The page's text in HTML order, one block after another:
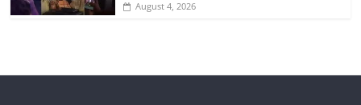
August 4, 2026